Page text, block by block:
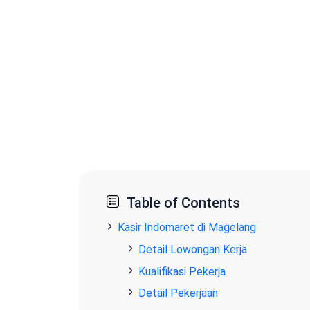
Table of Contents
Kasir Indomaret di Magelang
Detail Lowongan Kerja
Kualifikasi Pekerja
Detail Pekerjaan